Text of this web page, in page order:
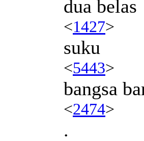
dua belas
<1427>
suku
<5443>
bangsa
<2474>
.